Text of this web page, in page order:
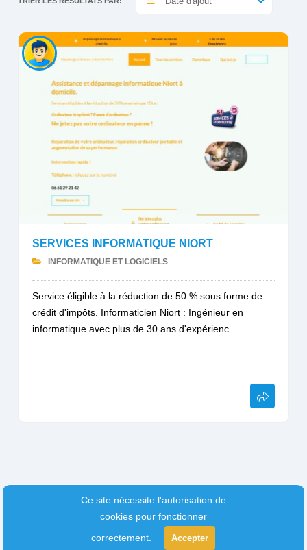
SERVICES INFORMATIQUE NIORT
INFORMATIQUE ET LOGICIELS
Service éligible à la réduction de 50 % sous forme de
crédit d'impôts. Informaticien Niort : Ingénieur en
informatique avec plus de 30 ans d'expérienc...
Ce site nécessite l'autorisation de
cookies pour fonctionner
correctement.
Accepter